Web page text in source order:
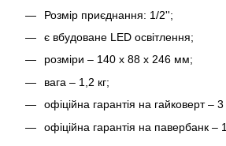
Розмір приєднання: 1/2'';
є вбудоване LED освітлення;
розміри – 140 x 88 x 246 мм;
вага – 1,2 кг;
офіційна гарантія на гайковерт –
офіційна гарантія на павербанк – 1